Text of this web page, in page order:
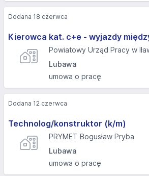
Kierowca kat. c+e - wyjazdy
Powiatowy Urząd Pracy w
Lubawa
umowa o pracę
Dodana 18 czerwca
Technolog/konstruktor (k/m)
PRYMET Bogusław Pryba
Lubawa
umowa o pracę
Dodana 12 czerwca